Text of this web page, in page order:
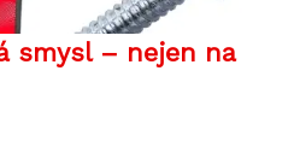
smysl – nejen na